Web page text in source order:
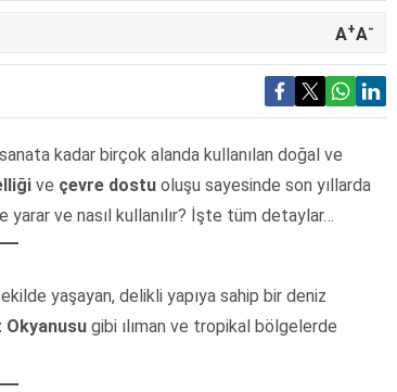
A+A-
kadar birçok alanda kullanılan doğal ve
ve çevre dostu oluşu sayesinde son yıllarda
yarar ve nasıl kullanılır? İşte tüm detaylar…
yaşayan, delikli yapıya sahip bir deniz
Okyanusu gibi ılıman ve tropikal bölgelerde